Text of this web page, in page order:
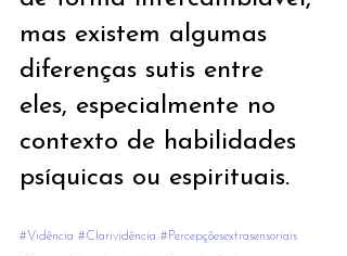
mas existem algumas
diferenças sutis entre
eles, especialmente no
contexto de habilidades
psíquicas ou espirituais.
#Vidência #Clarividência #Percepçõesextrasensoriais